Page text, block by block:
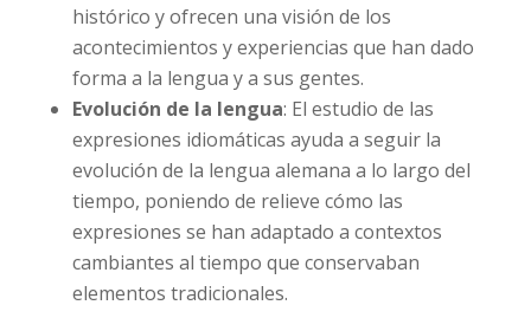
histórico y ofrecen una visión de los
acontecimientos y experiencias que han dado
forma a la lengua y a sus gentes.
Evolución de la lengua: El estudio de las
expresiones idiomáticas ayuda a seguir la
evolución de la lengua alemana a lo largo del
tiempo, poniendo de relieve cómo las
expresiones se han adaptado a contextos
cambiantes al tiempo que conservaban
elementos tradicionales.